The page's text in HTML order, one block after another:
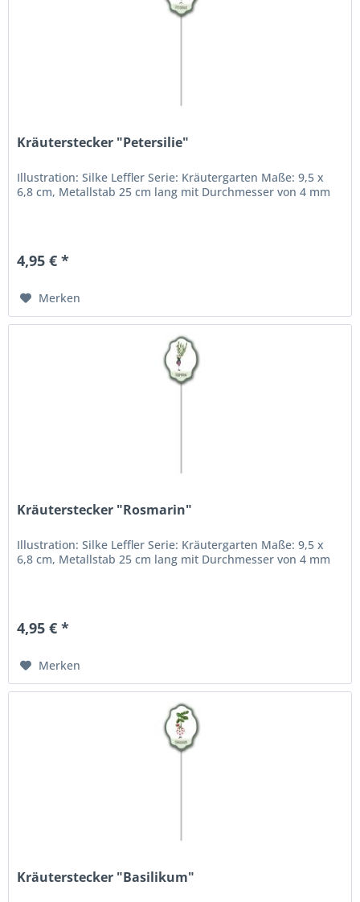
Kräuterstecker "Petersilie"
Illustration: Silke Leffler Serie: Kräutergarten Maße: 9,5 x
6,8 cm, Metallstab 25 cm lang mit Durchmesser von 4 mm
4,95 € *
Merken
Kräuterstecker "Rosmarin"
Illustration: Silke Leffler Serie: Kräutergarten Maße: 9,5 x
6,8 cm, Metallstab 25 cm lang mit Durchmesser von 4 mm
4,95 € *
Merken
Kräuterstecker "Basilikum"